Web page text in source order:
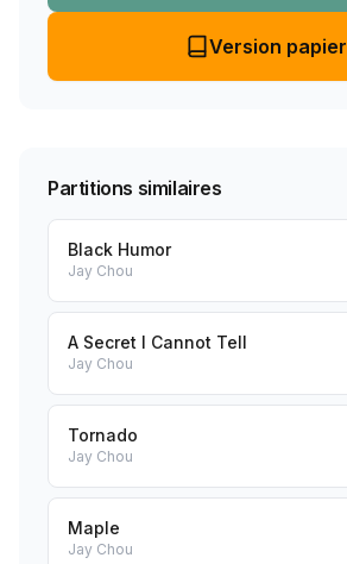
Version papier
Partitions similaires
Black Humor
Jay Chou
A Secret I Cannot Tell
Jay Chou
Tornado
Jay Chou
Maple
Jay Chou